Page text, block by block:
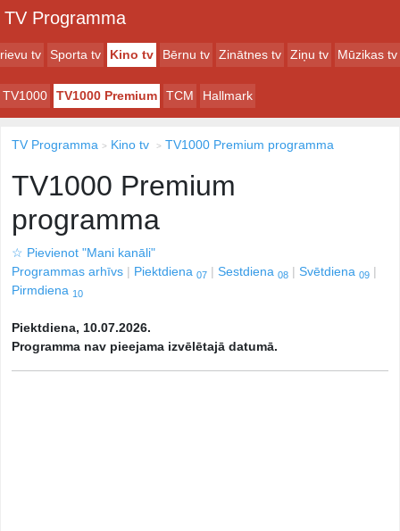
TV Programma
tv Sporta tv Kino tv Bērnu tv Zinātnes tv Ziņu tv Mūzikas tv
TV1000 TV1000 Premium TCM Hallmark
TV Programma Kino tv TV1000 Premium programma
TV1000 Premium
programma
☆ Pievienot "Mani kanāli"
Programmas arhīvs
Piektdiena 07 Sestdiena 08 Svētdiena 09
Pirmdiena 10
Piektdiena, 10.07.2026.
Programma nav pieejama izvēlētajā datumā.